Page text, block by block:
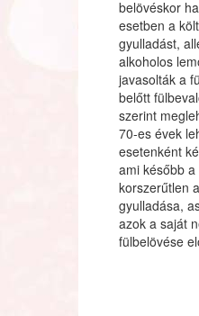
belövéskor
esetben a
gyulladást,
alkoholos
javasolták a
belőtt
szerint
70-es évek
esetenként
ami később
korszerűtlen
gyulladása,
azok a saját
fülbelövése